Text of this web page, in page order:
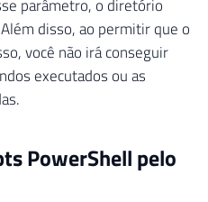
.Start() ;
parâmetro, o diretório
disso, ao permitir que o
você não irá conseguir
executados ou as
PowerShell pelo